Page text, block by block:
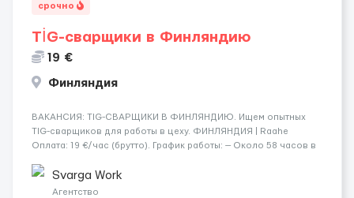
срочно
TİG-сварщики в Финляндию
19 €
Финляндия
​​ВАКАНСИЯ: TIG-СВАРЩИКИ В ФИНЛЯНДИЮ. Ищем опытных
TIG-сварщиков для работы в цеху. ФИНЛЯНДИЯ | Raahe
Оплата: 19 €/час (брутто). График работы: — Около 58 часов в
переработки. Дата начала: — Как можно скорее....
Svarga Work
Агентство